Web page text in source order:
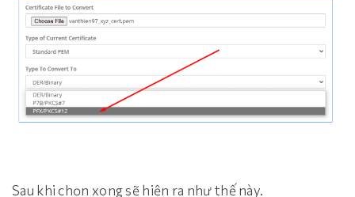
Sau khi chọn xong sẽ hiện ra như thế này.